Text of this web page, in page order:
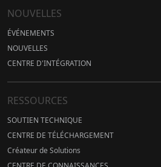
NOUVELLES
ÉVÉNEMENTS
NOUVELLES
CENTRE D'INTÉGRATION
RESSOURCES
SOUTIEN TECHNIQUE
CENTRE DE TÉLÉCHARGEMENT
Créateur de Solutions